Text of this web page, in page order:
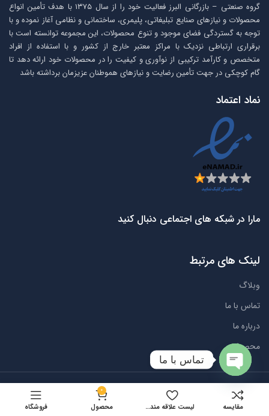
گروه صنعتی – بازرگانی البرز فعالیت خود را از سال ۱۳۷۵ با هدف تأمین انواع
محصولات و نیازهای صنایع تبلیغاتی، پلیمری، ساختمانی و نظامی آغاز نموده و با
توجه به گستردگی فضای موجود و تنوع محصولات، این مجموعه توانسته است با
برقراری ارتباطی نزدیک با مراکز معتبر خارج از کشور و با استفاده از افراد
متخصص و کارآمد ترکیبی از نوآوری و کیفیت را در محصولات خود ارائه دهد تا
گام کوچکی در جهت تأمین رضایت و نیازهای هموطنان عزیزمان برداشته باشد
نماد اعتماد
مارا در شبکه های اجتماعی دنبال کنید
لینک های مرتبط
وبلاگ
تماس با ما
درباره ما
محصولات
طراحی شده توسط شرکتشازین
مقایسه لیست علاقه مندی ها
0
محصول فروشگاه
تماس با ما
Open
chaty